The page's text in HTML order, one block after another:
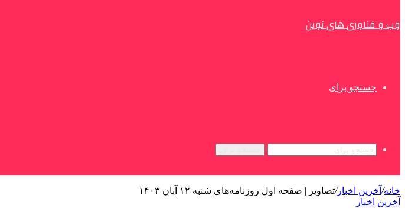
وب و فناوری های نوین
جستجو برای
خانه/ آخرین اخبار/تصاویر | صفحه اول روزنامه‌های شنبه ۱۲ آبان ۱۴۰۳
آخرین اخبار